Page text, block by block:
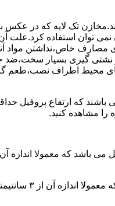
تک لایه که در عکس
توان استفاده کرد.علت
و نشتی گیری بسیار سخت،ضد
محیط اطراف نصب،طعم
را مشاهده کنید.
تا ۱۶ سانتیمتر است.